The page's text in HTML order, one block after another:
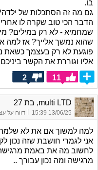
בו.
גם מה זה הסתכלות של
הדבר הכי טוב שקרה לו
שמחמיא - לא רק במילים?
שהוא נמשך אלייך? אז למה
פוגעת לא רק בעצמך כשאת
אליו וגוררת את הקשר
11
2
multi LTD, בת 27
13/06/25 15:39 דווח על
למה למשוך אם את לא
אני לגמרי חושבת שזה
לחשוב מה את באמת
מרגישה ומה נכון עבורך ..